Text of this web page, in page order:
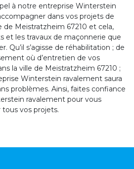
à notre entreprise Winterstein
dans vos projets de
de Meistratzheim 67210 et cela,
et les travaux de maçonnerie que
Qu’il s’agisse de réhabilitation ; de
où d’entretien de vos
la ville de Meistratzheim 67210 ;
Winterstein ravalement saura
problèmes. Ainsi, faites confiance
ravalement pour vous
vos projets.